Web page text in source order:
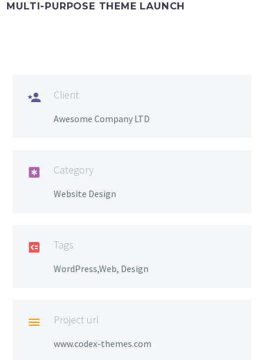
MULTI-PURPOSE THEME LAUNCH
 Client
Awesome Company LTD
 Category
Website Design
 Tags
WordPress,Web, Design
 Project url
www.codex-themes.com